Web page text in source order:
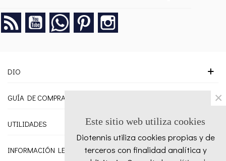
Rss YouTubeGoogle +Pinterest
DIO
GUÍA DE COMPRA
UTILIDADES
INFORMACIÓN LEGAL
Este sitio web utiliza cookies
Diotennis utiliza cookies propias y de
terceros con finalidad analítica y
×